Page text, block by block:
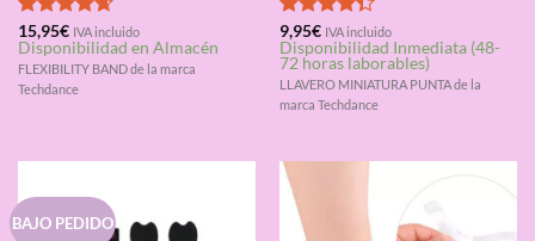
Valorado
con4.67
de 5
15,95€ IVA incluido
Disponibilidad en Almacén
FLEXIBILITY BAND de la marca
Techdance
Valorado
con4.33
de 5
9,95€ IVA incluido
Disponibilidad Inmediata (48-
72 horas laborables)
LLAVERO MINIATURA PUNTA de la
marca Techdance
BAJO PEDIDO